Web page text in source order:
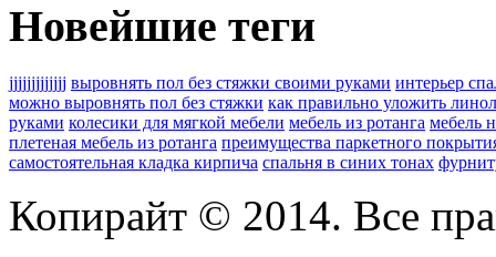
Новейшие теги
jjjjjjjjjjjjj выровнять пол без стяжки своими руками интерьер
можно выровнять пол без стяжки как правильно уложить
руками колесики для мягкой мебели мебель из ротанга мебель
плетеная мебель из ротанга преимущества паркетного
самостоятельная кладка кирпича спальня в синих тонах
Копирайт © 2014. Все